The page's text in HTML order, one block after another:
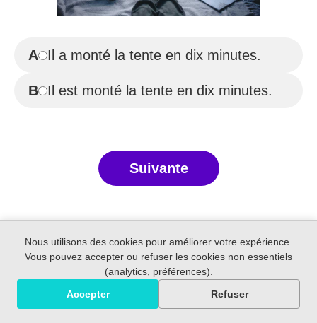
A Il a monté la tente en dix minutes.
B Il est monté la tente en dix minutes.
Suivante
Nous utilisons des cookies pour améliorer votre expérience.
Vous pouvez accepter ou refuser les cookies non essentiels
(analytics, préférences).
Accepter
Refuser